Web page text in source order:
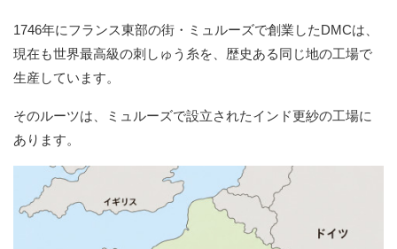
1746年にフランス東部の街・ミュルーズで創業したDMCは、
現在も世界最高級の刺しゅう糸を、歴史ある同じ地の工場で
生産しています。
そのルーツは、ミュルーズで設立されたインド更紗の工場に
あります。